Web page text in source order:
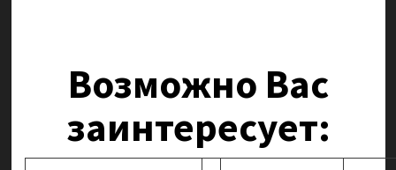
Возможно Вас
заинтересует: